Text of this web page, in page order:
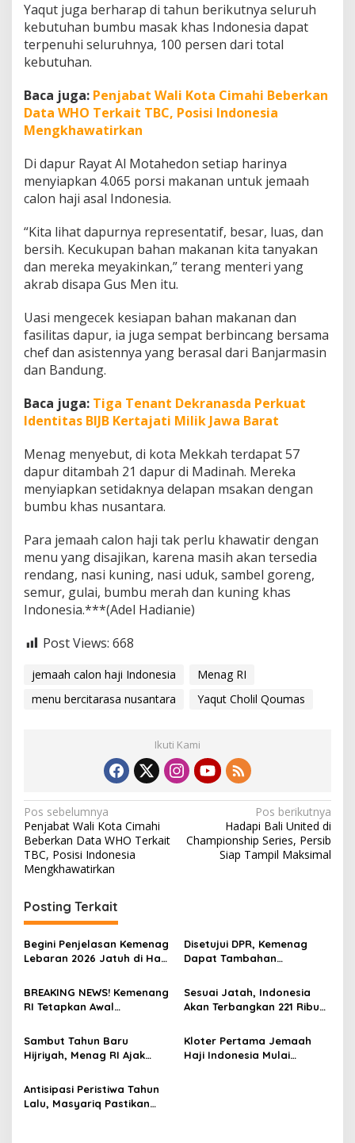
e
r
r
a
u
s
a
t
a
r
a
Yaqut juga berharap di tahun berikutnya seluruh
kebutuhan bumbu masak khas Indonesia dapat
terpenuhi seluruhnya, 100 persen dari total
kebutuhan.
Baca juga: Penjabat Wali Kota Cimahi Beberkan
Data WHO Terkait TBC, Posisi Indonesia
Mengkhawatirkan
Di dapur Rayat Al Motahedon setiap harinya
menyiapkan 4.065 porsi makanan untuk jemaah
calon haji asal Indonesia.
“Kita lihat dapurnya representatif, besar, luas, dan
bersih. Kecukupan bahan makanan kita tanyakan
dan mereka meyakinkan,” terang menteri yang
akrab disapa Gus Men itu.
Uasi mengecek kesiapan bahan makanan dan
fasilitas dapur, ia juga sempat berbincang bersama
chef dan asistennya yang berasal dari Banjarmasin
dan Bandung.
Baca juga: Tiga Tenant Dekranasda Perkuat
Identitas BIJB Kertajati Milik Jawa Barat
Menag menyebut, di kota Mekkah terdapat 57
dapur ditambah 21 dapur di Madinah. Mereka
menyiapkan setidaknya delapan msakan dengan
bumbu khas nusantara.
Para jemaah calon haji tak perlu khawatir dengan
menu yang disajikan, karena masih akan tersedia
rendang, nasi kuning, nasi uduk, sambel goreng,
semur, gulai, bumbu merah dan kuning khas
Indonesia.***(Adel Hadianie)
Post Views: 668
jemaah calon haji Indonesia
Menag RI
menu bercitarasa nusantara
Yaqut Cholil Qoumas
Ikuti Kami
N
a
v
g
a
s
p
o
s
Pos sebelumnya
Penjabat Wali Kota Cimahi
Beberkan Data WHO Terkait
TBC, Posisi Indonesia
Mengkhawatirkan
Pos berikutnya
Hadapi Bali United di
Championship Series, Persib
Siap Tampil Maksimal
Posting Terkait
Begini Penjelasan Kemenag
Lebaran 2026 Jatuh di Hari
Disetujui DPR, Kemenag
Dapat Tambahan
BREAKING NEWS! Kemenang
RI Tetapkan Awal
Sesuai Jatah, Indonesia
Akan Terbangkan 221 Ribu
Hijriyah
Sambut Tahun Baru
Hijriyah, Menag RI Ajak
Kloter Pertama Jemaah
Haji Indonesia Mulai
Antisipasi Peristiwa Tahun
Lalu, Masyariq Pastikan